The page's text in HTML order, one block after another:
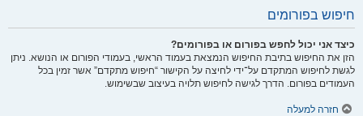
חיפוש בפורומים
כיצד אני יכול לחפש בפורום או בפורומים?
הזן את החיפוש בתיבת החיפוש הנמצאת בעמוד הראשי, בעמודי הפורום או הנושא. ניתן
לגשת לחיפוש המתקדם על־ידי לחיצה על הקישור “חיפוש מתקדם” אשר זמין בכל
העמודים בפורום. הדרך לגישה לחיפוש תלויה בעיצוב שבשימוש.
חזרה למעלה